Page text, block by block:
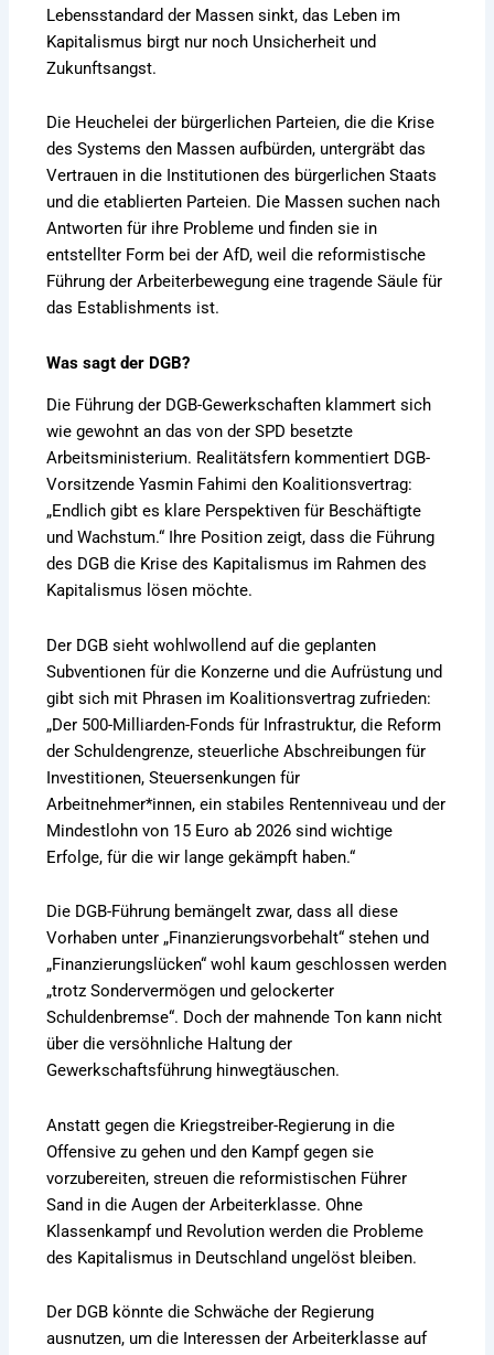
Lebensstandard der Massen sinkt, das Leben im
Kapitalismus birgt nur noch Unsicherheit und
Zukunftsangst.
Die Heuchelei der bürgerlichen Parteien, die die Krise
des Systems den Massen aufbürden, untergräbt das
Vertrauen in die Institutionen des bürgerlichen Staats
und die etablierten Parteien. Die Massen suchen nach
Antworten für ihre Probleme und finden sie in
entstellter Form bei der AfD, weil die reformistische
Führung der Arbeiterbewegung eine tragende Säule für
das Establishments ist.
Was sagt der DGB?
Die Führung der DGB-Gewerkschaften klammert sich
wie gewohnt an das von der SPD besetzte
Arbeitsministerium. Realitätsfern kommentiert DGB-
Vorsitzende Yasmin Fahimi den Koalitionsvertrag:
„Endlich gibt es klare Perspektiven für Beschäftigte
und Wachstum.“ Ihre Position zeigt, dass die Führung
des DGB die Krise des Kapitalismus im Rahmen des
Kapitalismus lösen möchte.
Der DGB sieht wohlwollend auf die geplanten
Subventionen für die Konzerne und die Aufrüstung und
gibt sich mit Phrasen im Koalitionsvertrag zufrieden:
„Der 500-Milliarden-Fonds für Infrastruktur, die Reform
der Schuldengrenze, steuerliche Abschreibungen für
Investitionen, Steuersenkungen für
Arbeitnehmer*innen, ein stabiles Rentenniveau und der
Mindestlohn von 15 Euro ab 2026 sind wichtige
Erfolge, für die wir lange gekämpft haben.“
Die DGB-Führung bemängelt zwar, dass all diese
Vorhaben unter „Finanzierungsvorbehalt“ stehen und
„Finanzierungslücken“ wohl kaum geschlossen werden
„trotz Sondervermögen und gelockerter
Schuldenbremse“. Doch der mahnende Ton kann nicht
über die versöhnliche Haltung der
Gewerkschaftsführung hinwegtäuschen.
Anstatt gegen die Kriegstreiber-Regierung in die
Offensive zu gehen und den Kampf gegen sie
vorzubereiten, streuen die reformistischen Führer
Sand in die Augen der Arbeiterklasse. Ohne
Klassenkampf und Revolution werden die Probleme
des Kapitalismus in Deutschland ungelöst bleiben.
Der DGB könnte die Schwäche der Regierung
ausnutzen, um die Interessen der Arbeiterklasse auf